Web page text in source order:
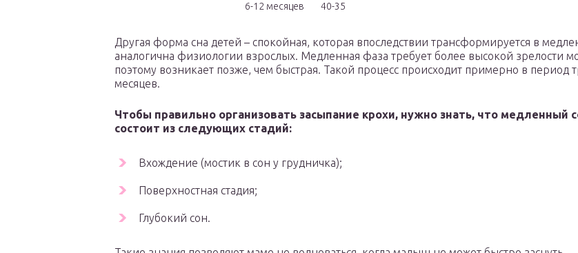
6-12 месяцев 40-35
Другая форма сна детей – спокойная, которая впоследствии трансформируется в
аналогична физиологии взрослых. Медленная фаза требует более высокой зрелости
поэтому возникает позже, чем быстрая. Такой процесс происходит примерно в период
месяцев.
Чтобы правильно организовать засыпание крохи, нужно знать, что медленный
состоит из следующих стадий:
Вхождение (мостик в сон у грудничка);
Поверхностная стадия;
Глубокий сон.